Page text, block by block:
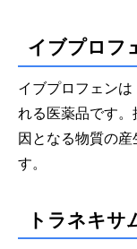
イブプロフ
イブプロフェン
れる医薬品です
因となる物質の
す。
トラネキサ